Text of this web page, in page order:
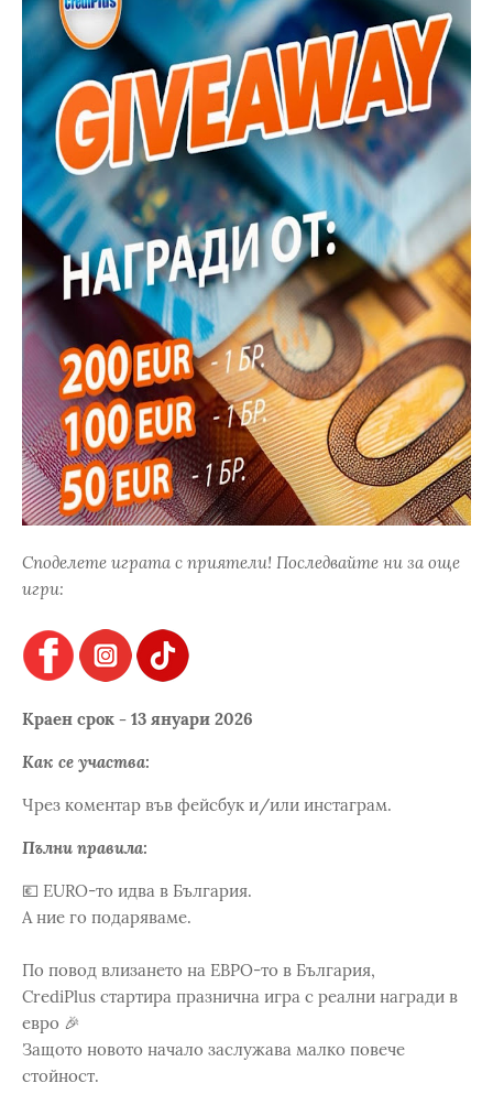
Споделете играта с приятели! Последвайте ни за още
игри:
Краен срок - 13 януари 2026
Как се участва:
Чрез коментар във фейсбук и/или инстаграм.
Пълни правила:
💶 EURO-то идва в България.
А ние го подаряваме.
По повод влизането на ЕВРО-то в България,
CrediPlus стартира празнична игра с реални награди в
евро 🎉
Защото новото начало заслужава малко повече
стойност.